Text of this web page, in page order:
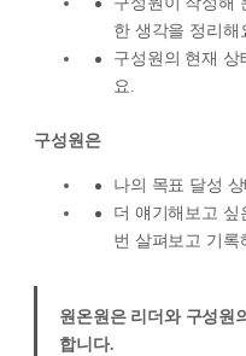
한 생각을 정리해
구성원의 현재 상
요.
구성원은
나의 목표 달성
더 얘기해보고 싶
번 살펴보고 기록
원온원은 리더와 구성원
합니다.